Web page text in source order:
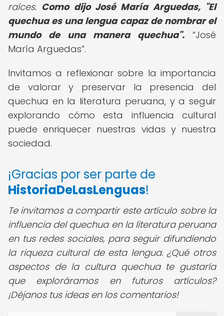
raíces. Como dijo José María Arguedas, "El
quechua es una lengua capaz de nombrar el
mundo de una manera quechua".
José
María Arguedas .
Invitamos a reflexionar sobre la importancia
de valorar y preservar la presencia del
quechua en la literatura peruana, y a seguir
explorando cómo esta influencia cultural
puede enriquecer nuestras vidas y nuestra
sociedad.
¡Gracias por ser parte de
HistoriaDeLasLenguas!
Te invitamos a compartir este artículo sobre la
influencia del quechua en la literatura peruana
en tus redes sociales, para seguir difundiendo
la riqueza cultural de esta lengua. ¿Qué otros
aspectos de la cultura quechua te gustaría
que exploráramos en futuros artículos?
¡Déjanos tus ideas en los comentarios!